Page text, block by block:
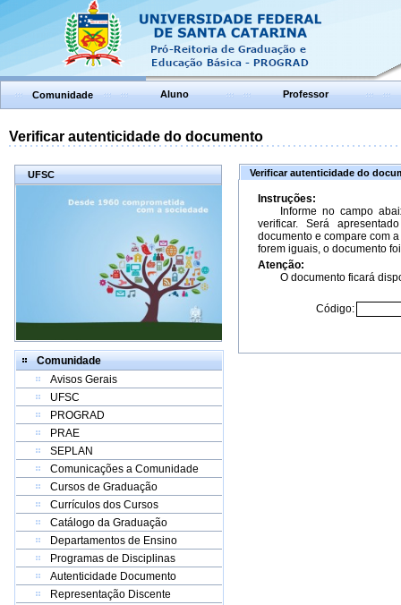
Comunidade Aluno Professor
Verificar autenticidade do documento
UFSC
Comunidade
Avisos Gerais
UFSC
PROGRAD
PRAE
SEPLAN
Comunicações a Comunidade
Cursos de Graduação
Currículos dos Cursos
Catálogo da Graduação
Departamentos de Ensino
Programas de Disciplinas
Autenticidade Documento
Representação Discente
Verificar autenticidade do
Instruções:
Informe no campo
verificar. Será
documento e compare com
forem iguais, o documento
Atenção:
O documento ficará
Código: